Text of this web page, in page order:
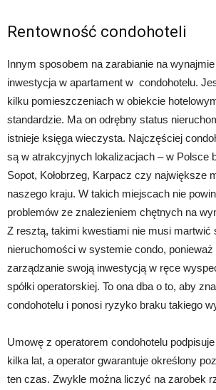
Rentowność condohoteli
Innym sposobem na zarabianie na
inwestycja w apartament w condohotelu.
kilku pomieszczeniach w obiekcie
standardzie. Ma on odrębny status
istnieje księga wieczysta. Najczęściej
są w atrakcyjnych lokalizacjach – w Polsce
Sopot, Kołobrzeg, Karpacz czy największe
naszego kraju. W takich miejscach nie
problemów ze znalezieniem chętnych na
Z resztą, takimi kwestiami nie musi martwić
nieruchomości w systemie condo, ponieważ
zarządzanie swoją inwestycją w ręce
spółki operatorskiej. To ona dba o to, aby
condohotelu i ponosi ryzyko braku takiego
Umowę z operatorem condohotelu
kilka lat, a operator gwarantuje określony
ten czas. Zwykle można liczyć na zarobek